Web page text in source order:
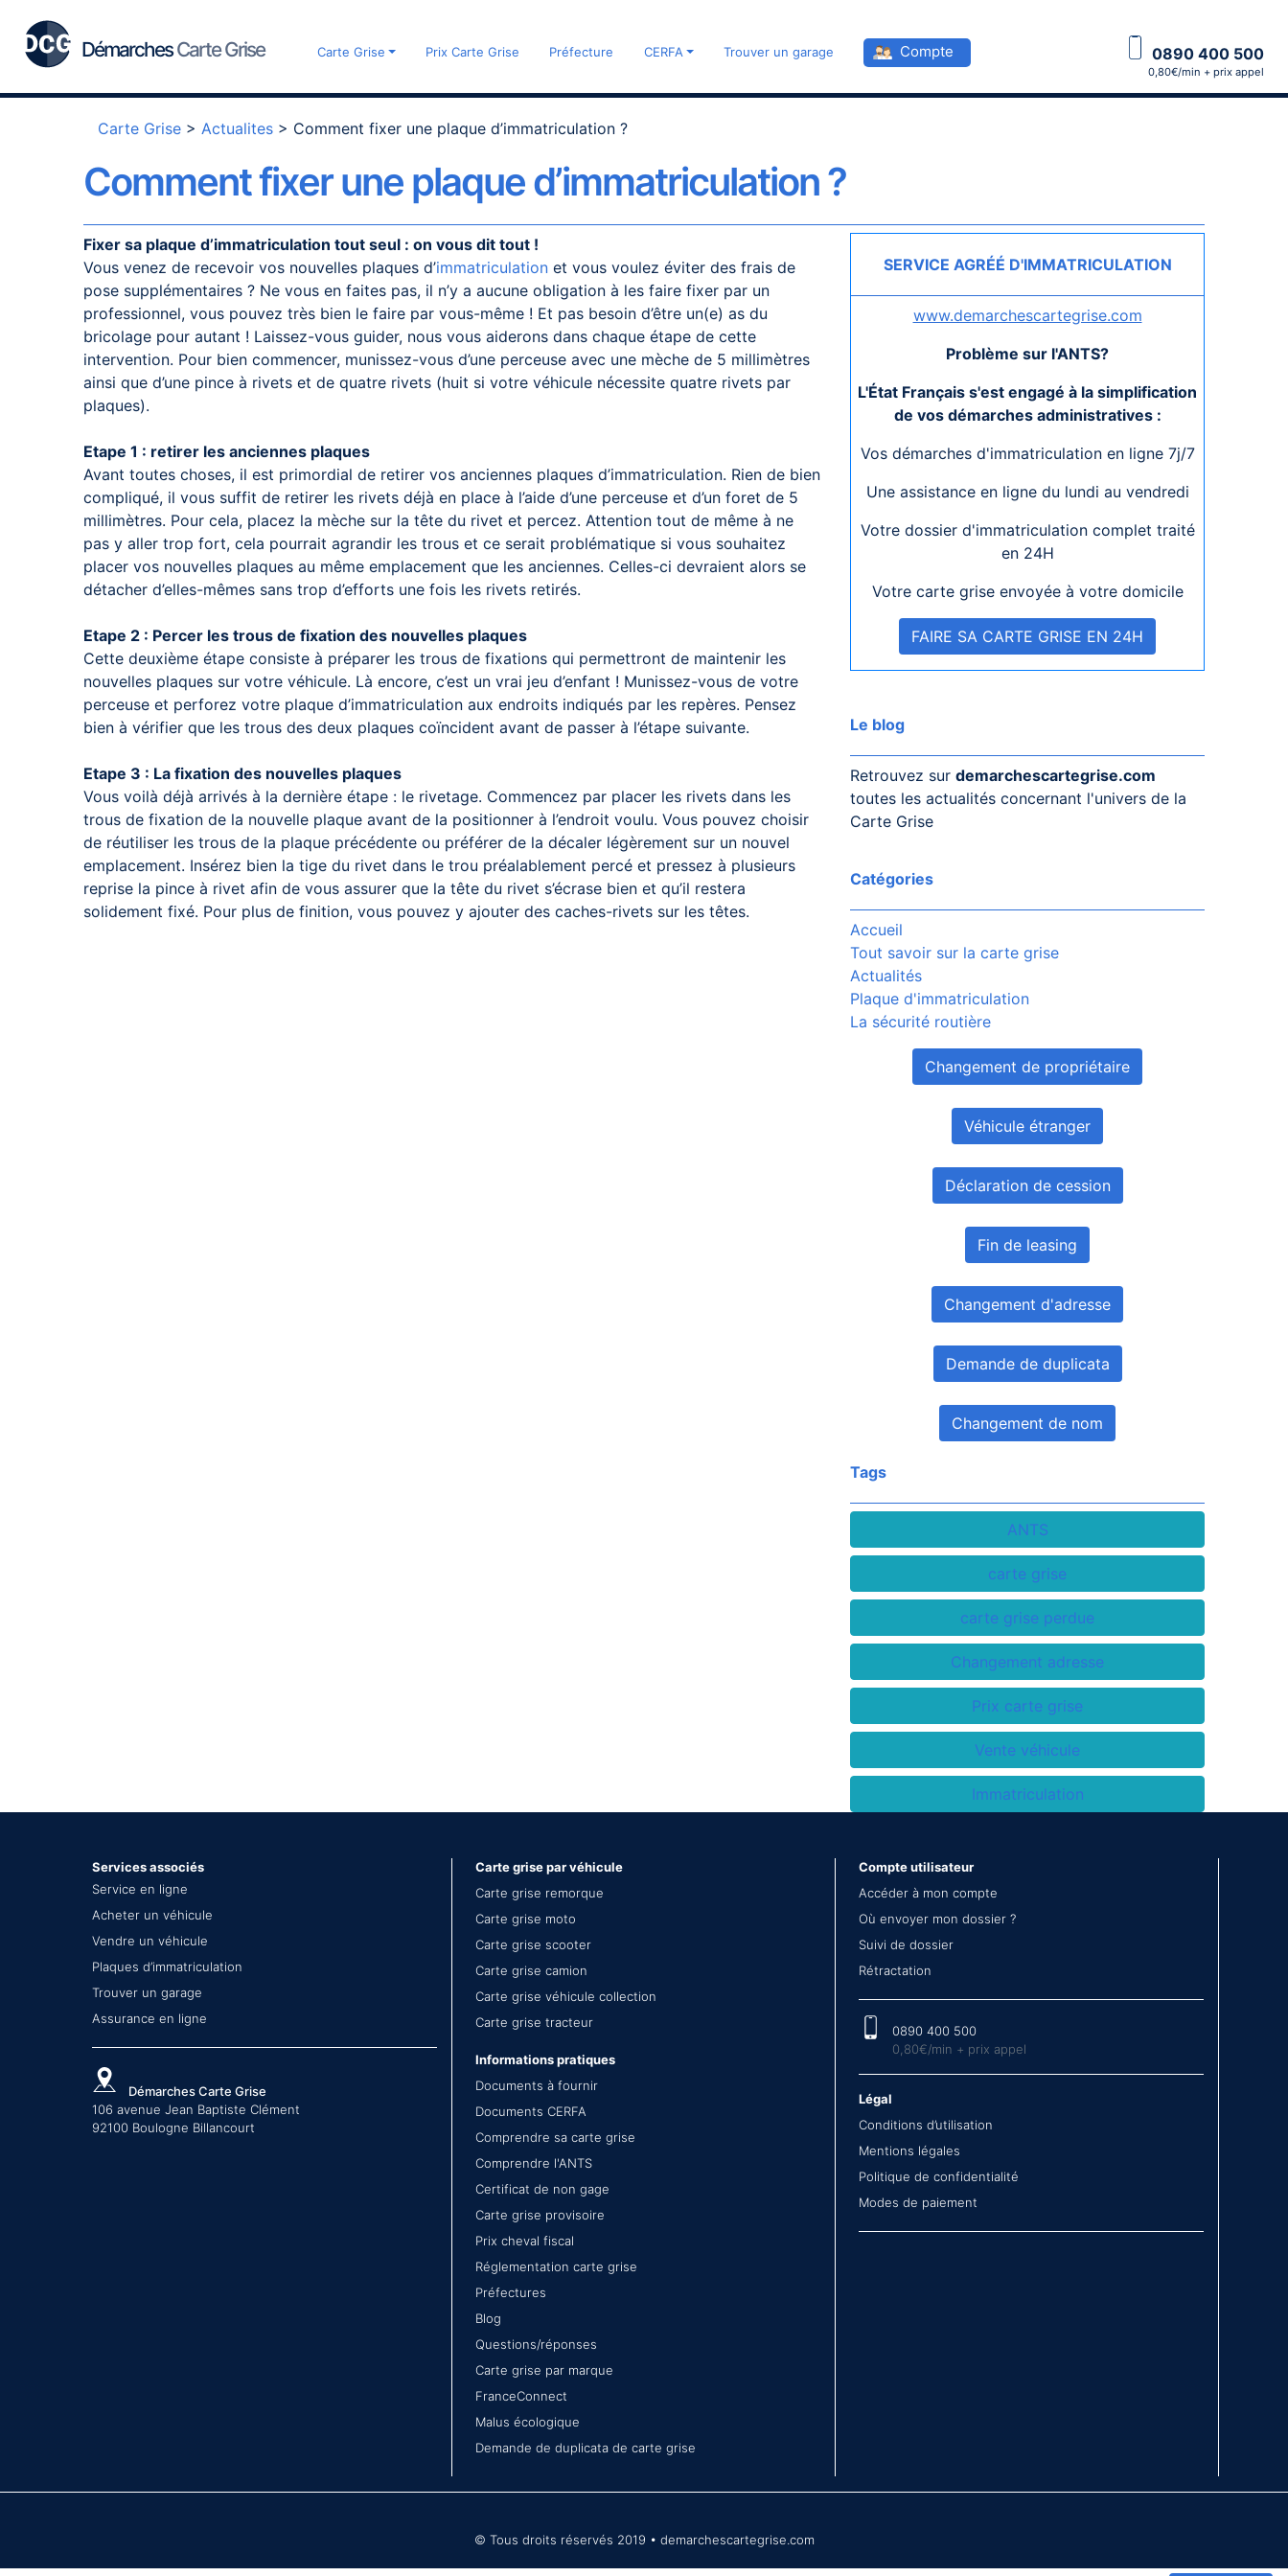
DémarchesCarte Grise Carte Grise Prix Carte Grise Préfecture CERFA Trouver un garage Compte 0890 400 500
0,80€/min + prix appel
Carte Grise > Actualites > Comment fixer une plaque d’immatriculation ?
Comment fixer une plaque d’immatriculation ?
Fixer sa plaque d’immatriculation tout seul : on vous dit tout !
Vous venez de recevoir vos nouvelles plaques d’immatriculation et vous voulez éviter des frais de
pose supplémentaires ? Ne vous en faites pas, il n’y a aucune obligation à les faire fixer par un
professionnel, vous pouvez très bien le faire par vous-même ! Et pas besoin d’être un(e) as du
bricolage pour autant ! Laissez-vous guider, nous vous aiderons dans chaque étape de cette
intervention. Pour bien commencer, munissez-vous d’une perceuse avec une mèche de 5 millimètres
ainsi que d’une pince à rivets et de quatre rivets (huit si votre véhicule nécessite quatre rivets par
plaques).
Etape 1 : retirer les anciennes plaques
Avant toutes choses, il est primordial de retirer vos anciennes plaques d’immatriculation. Rien de bien
compliqué, il vous suffit de retirer les rivets déjà en place à l’aide d’une perceuse et d’un foret de 5
millimètres. Pour cela, placez la mèche sur la tête du rivet et percez. Attention tout de même à ne
pas y aller trop fort, cela pourrait agrandir les trous et ce serait problématique si vous souhaitez
placer vos nouvelles plaques au même emplacement que les anciennes. Celles-ci devraient alors se
détacher d’elles-mêmes sans trop d’efforts une fois les rivets retirés.
Etape 2 : Percer les trous de fixation des nouvelles plaques
Cette deuxième étape consiste à préparer les trous de fixations qui permettront de maintenir les
nouvelles plaques sur votre véhicule. Là encore, c’est un vrai jeu d’enfant ! Munissez-vous de votre
perceuse et perforez votre plaque d’immatriculation aux endroits indiqués par les repères. Pensez
bien à vérifier que les trous des deux plaques coïncident avant de passer à l’étape suivante.
Etape 3 : La fixation des nouvelles plaques
Vous voilà déjà arrivés à la dernière étape : le rivetage. Commencez par placer les rivets dans les
trous de fixation de la nouvelle plaque avant de la positionner à l’endroit voulu. Vous pouvez choisir
de réutiliser les trous de la plaque précédente ou préférer de la décaler légèrement sur un nouvel
emplacement. Insérez bien la tige du rivet dans le trou préalablement percé et pressez à plusieurs
reprise la pince à rivet afin de vous assurer que la tête du rivet s’écrase bien et qu’il restera
solidement fixé. Pour plus de finition, vous pouvez y ajouter des caches-rivets sur les têtes.
SERVICE AGRÉÉ D'IMMATRICULATION
www.demarchescartegrise.com
Problème sur l'ANTS?
L'État Français s'est engagé à la simplification
de vos démarches administratives :
Vos démarches d'immatriculation en ligne 7j/7
Une assistance en ligne du lundi au vendredi
Votre dossier d'immatriculation complet traité
en 24H
Votre carte grise envoyée à votre domicile
FAIRE SA CARTE GRISE EN 24H
Le blog
Retrouvez sur demarchescartegrise.com
toutes les actualités concernant l'univers de la
Carte Grise
Catégories
Accueil
Tout savoir sur la carte grise
Actualités
Plaque d'immatriculation
La sécurité routière
Changement de propriétaire
Véhicule étranger
Déclaration de cession
Fin de leasing
Changement d'adresse
Demande de duplicata
Changement de nom
Tags
ANTS
carte grise
carte grise perdue
Changement adresse
Prix carte grise
Vente véhicule
Immatriculation
Services associés
Service en ligne
Acheter un véhicule
Vendre un véhicule
Plaques d’immatriculation
Trouver un garage
Assurance en ligne
Démarches Carte Grise
106 avenue Jean Baptiste Clément
92100 Boulogne Billancourt
Carte grise par véhicule
Carte grise remorque
Carte grise moto
Carte grise scooter
Carte grise camion
Carte grise véhicule collection
Carte grise tracteur
Informations pratiques
Documents à fournir
Documents CERFA
Comprendre sa carte grise
Comprendre l'ANTS
Certificat de non gage
Carte grise provisoire
Prix cheval fiscal
Réglementation carte grise
Préfectures
Blog
Questions/réponses
Carte grise par marque
FranceConnect
Malus écologique
Demande de duplicata de carte grise
Compte utilisateur
Accéder à mon compte
Où envoyer mon dossier ?
Suivi de dossier
Rétractation
0890 400 500
0,80€/min + prix appel
Légal
Conditions d’utilisation
Mentions légales
Politique de confidentialité
Modes de paiement
© Tous droits réservés 2019 • demarchescartegrise.com